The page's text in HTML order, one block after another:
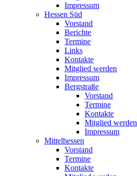
Impressum
Hessen Süd
Vorstand
Berichte
Termine
Links
Kontakte
Mitglied werden
Impressum
Bergstraße
Vorstand
Termine
Kontakte
Mitglied werden
Impressum
Mittelhessen
Vorstand
Termine
Kontakte